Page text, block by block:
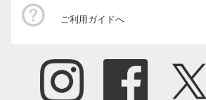
ご利用ガイドへ